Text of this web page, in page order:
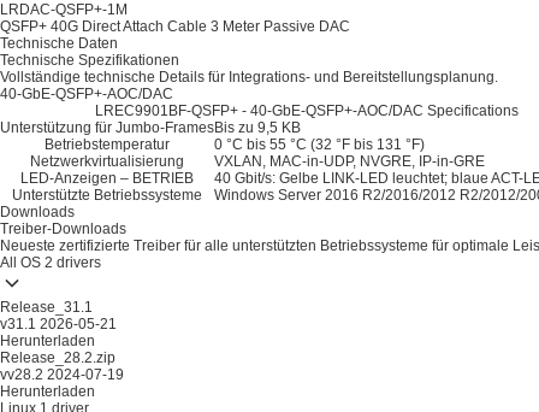
LRDAC-QSFP+-1M
QSFP+ 40G Direct Attach Cable 3 Meter Passive DAC
Technische Daten
Technische Spezifikationen
Vollständige technische Details für Integrations- und Bereitstellungsplanung.
40-GbE-QSFP+-AOC/DAC
LREC9901BF-QSFP+ - 40-GbE-QSFP+-AOC/DAC Specifications
Unterstützung für Jumbo-FramesBis zu 9,5 KB
Betriebstemperatur
0 °C bis 55 °C (32 °F bis 131 °F)
Netzwerkvirtualisierung
VXLAN, MAC-in-UDP, NVGRE, IP-in-GRE
LED-Anzeigen – BETRIEB
40 Gbit/s: Gelbe LINK-LED leuchtet; blaue ACT-
Unterstützte Betriebssysteme
Windows Server 2016 R2/2016/2012 R2/2012/
Downloads
Treiber-Downloads
Neueste zertifizierte Treiber für alle unterstützten Betriebssysteme für optimale
All OS 2 drivers
Release_31.1
v31.1 2026-05-21
Herunterladen
Release_28.2.zip
vv28.2 2024-07-19
Herunterladen
Linux 1 driver